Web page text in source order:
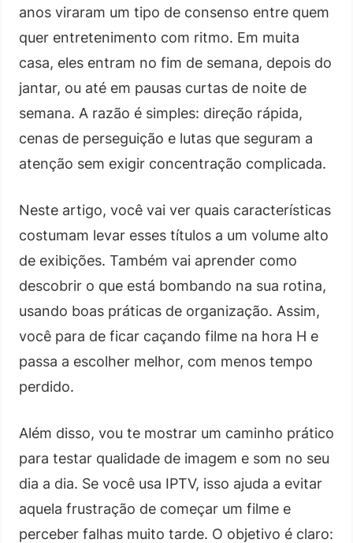
anos viraram um tipo de consenso entre quem
quer entretenimento com ritmo. Em muita
casa, eles entram no fim de semana, depois do
jantar, ou até em pausas curtas de noite de
semana. A razão é simples: direção rápida,
cenas de perseguição e lutas que seguram a
atenção sem exigir concentração complicada.
Neste artigo, você vai ver quais características
costumam levar esses títulos a um volume alto
de exibições. Também vai aprender como
descobrir o que está bombando na sua rotina,
usando boas práticas de organização. Assim,
você para de ficar caçando filme na hora H e
passa a escolher melhor, com menos tempo
perdido.
Além disso, vou te mostrar um caminho prático
para testar qualidade de imagem e som no seu
dia a dia. Se você usa IPTV, isso ajuda a evitar
aquela frustração de começar um filme e
perceber falhas muito tarde. O objetivo é claro: